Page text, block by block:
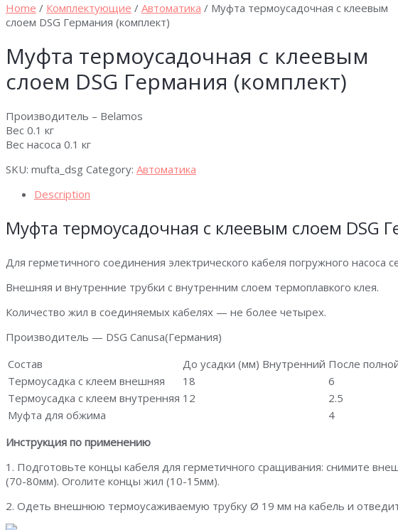
Home / Комплектующие / Автоматика / Муфта термоусадочная с клеевым
слоем DSG Германия (комплект)
Муфта термоусадочная с клеевым
слоем DSG Германия (комплект)
Производитель – Belamos
Вес 0.1 кг
Вес насоса 0.1 кг
SKU: mufta_dsg Category: Автоматика
Description
Муфта термоусадочная с клеевым слоем DSG
Для герметичного соединения электрического кабеля погружного
Внешняя и внутренние трубки с внутренним слоем термоплавкого клея.
Количество жил в соединяемых кабелях — не более четырех.
Производитель — DSG Canusa(Германия)
Состав
До усадки (мм) Внутренний После
Термоусадка с клеем внешняя
18 6
Термоусадка с клеем внутренняя 12 2.5
Муфта для обжима
4
Инструкция по применению
1. Подготовьте концы кабеля для герметичного сращивания: снимите
(70-80мм). Оголите концы жил (10-15мм).
2. Одеть внешнюю термоусаживаемую трубку Ø 19 мм на кабель и